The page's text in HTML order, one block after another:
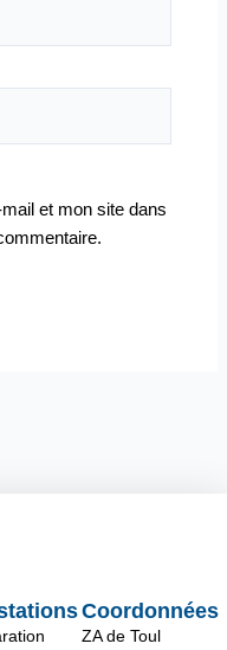
et mon site dans
Coordonnées
ZA de Toul